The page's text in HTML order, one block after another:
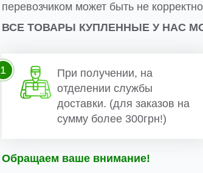
перевозчиком может быть не
ВСЕ ТОВАРЫ КУПЛЕННЫЕ У НАС
При получении, на
отделении службы
доставки. (для заказов на
сумму более 300грн!)
1
Обращаем ваше внимание!